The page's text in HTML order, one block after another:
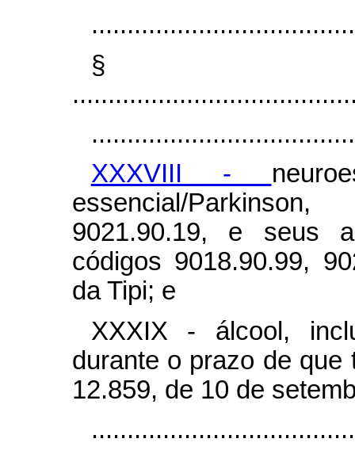
§
XXXVIII -
essencial/
9021.90.19, e seus
códigos 9018.90.99,
da Tipi; e
XXXIX - álcool,
durante o prazo de que
12.859, de 10 de